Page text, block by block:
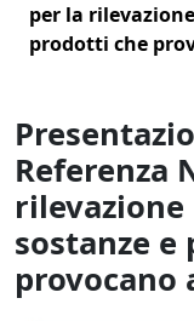
per la
prodotti che
Referenza
sostanze
provocano